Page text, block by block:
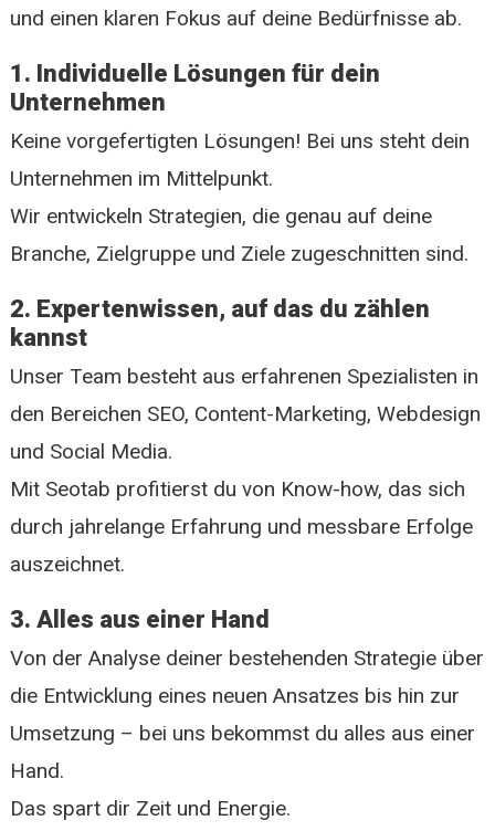
und einen klaren Fokus auf deine Bedürfnisse ab.
1. Individuelle Lösungen für dein
Unternehmen
Keine vorgefertigten Lösungen! Bei uns steht dein
Unternehmen im Mittelpunkt.
Wir entwickeln Strategien, die genau auf deine
Branche, Zielgruppe und Ziele zugeschnitten sind.
2. Expertenwissen, auf das du zählen
kannst
Unser Team besteht aus erfahrenen Spezialisten in
den Bereichen SEO, Content-Marketing, Webdesign
und Social Media.
Mit Seotab profitierst du von Know-how, das sich
durch jahrelange Erfahrung und messbare Erfolge
auszeichnet.
3. Alles aus einer Hand
Von der Analyse deiner bestehenden Strategie über
die Entwicklung eines neuen Ansatzes bis hin zur
Umsetzung – bei uns bekommst du alles aus einer
Hand.
Das spart dir Zeit und Energie.